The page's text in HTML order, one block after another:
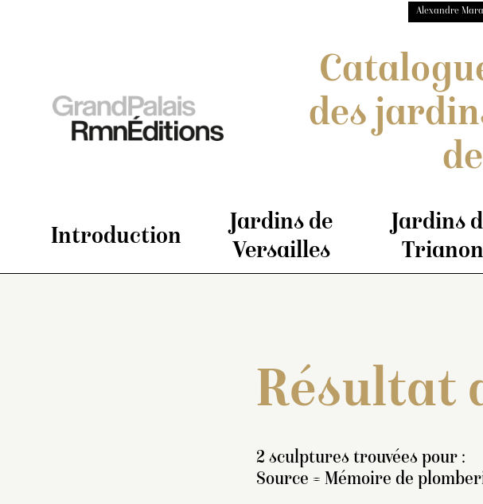
Alexandre
des
Introduction
Jardins de
Versailles
Jardins
Trianon
Résultat
2 sculptures trouvées pour :
Source = Mémoire de